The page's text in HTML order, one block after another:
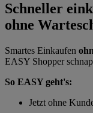
Schneller
ohne
Smartes Einkaufen
EASY Shopper
So EASY geht's:
Jetzt ohne